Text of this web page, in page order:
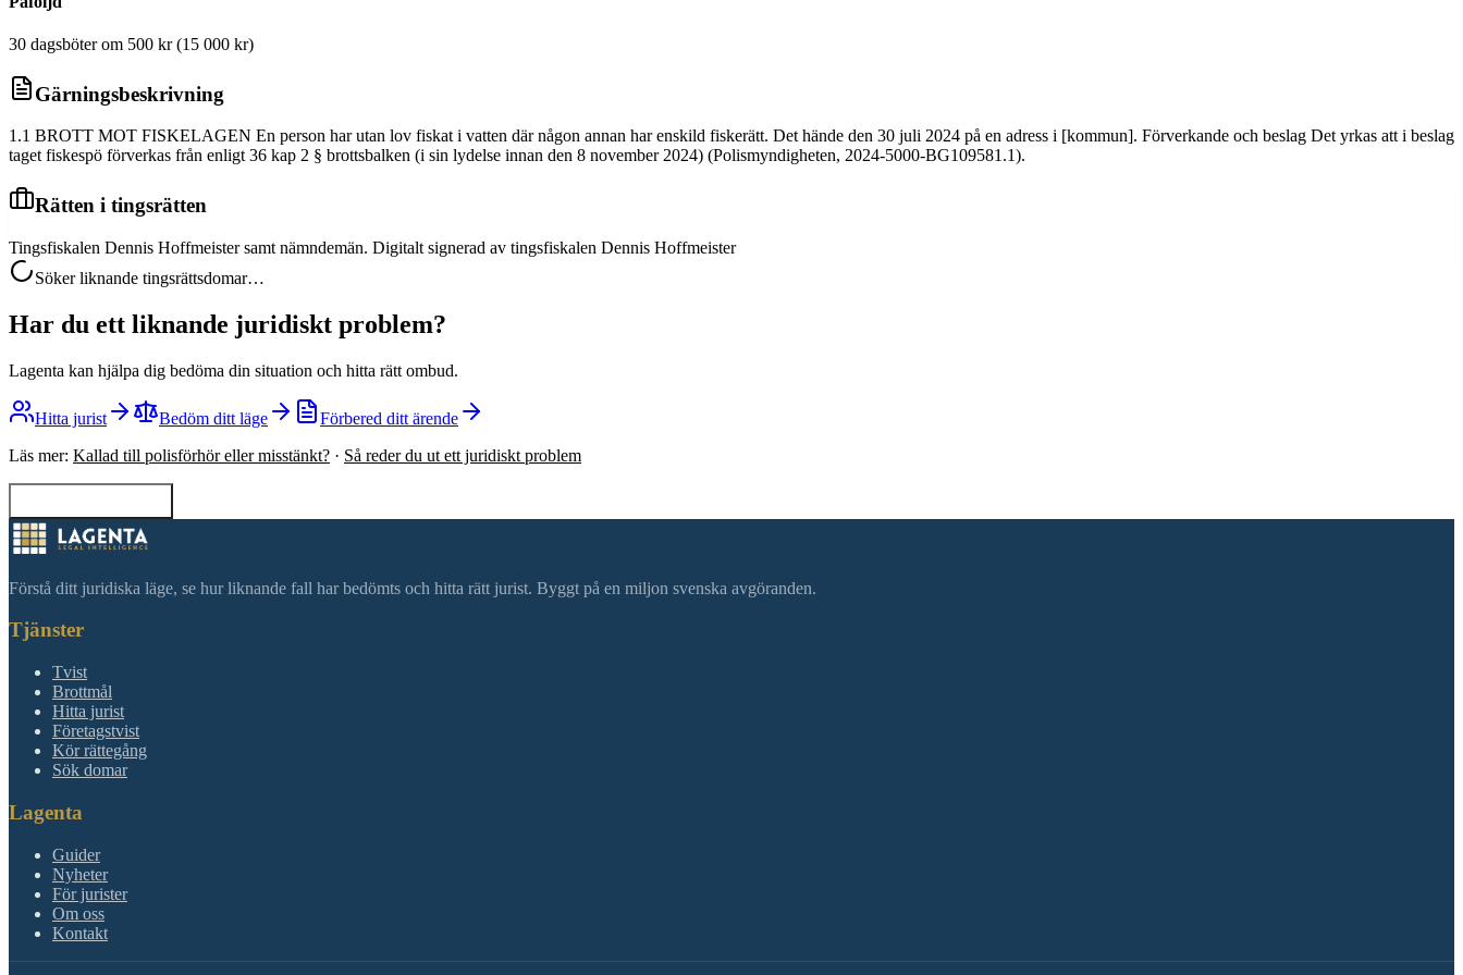
30 dagsböter om 500 kr (15 000 kr)
Gärningsbeskrivning
1.1 BROTT MOT FISKELAGEN En person har utan lov fiskat i vatten där någon annan har enskild fiskerätt. Det hände den 30 juli 2024 på en adress i [kommun]. Förverkande och beslag Det yrkas att i beslag
taget fiskespö förverkas från enligt 36 kap 2 § brottsbalken (i sin lydelse innan den 8 november 2024) (Polismyndigheten, 2024-5000-BG109581.1).
Rätten i tingsrätten
Tingsfiskalen Dennis Hoffmeister samt nämndemän. Digitalt signerad av tingsfiskalen Dennis Hoffmeister
Söker liknande tingsrättsdomar…
Har du ett liknande juridiskt problem?
Lagenta kan hjälpa dig bedöma din situation och hitta rätt ombud.
Hitta jurist Bedöm ditt läge
Förbered ditt ärende
Läs mer: Kallad till polisförhör eller misstänkt? · Så reder du ut ett juridiskt problem
Förstå ditt juridiska läge, se hur liknande fall har bedömts och hitta rätt jurist. Byggt på en miljon svenska avgöranden.
Tjänster
Tvist
Brottmål
Hitta jurist
Företagstvist
Kör rättegång
Sök domar
Lagenta
Guider
Nyheter
För jurister
Om oss
Kontakt